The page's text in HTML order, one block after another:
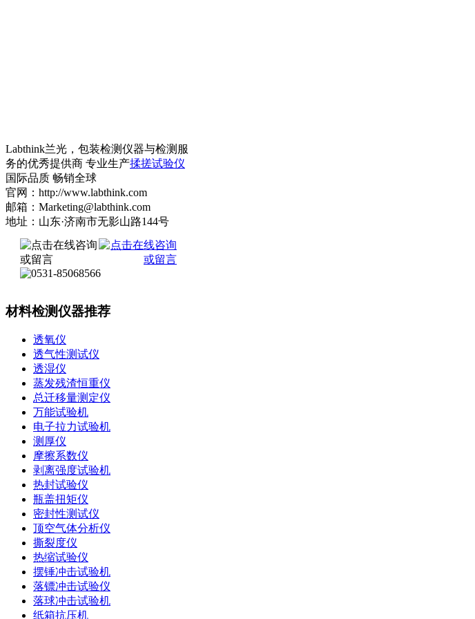
Labthink兰光，包装检测仪器与检测服
务的优秀提供商 专业生产揉搓试验仪
国际品质 畅销全球
官网：http://www.labthink.com
邮箱：Marketing@labthink.com
地址：山东·济南市无影山路144号
材料检测仪器推荐
透氧仪
透气性测试仪
透湿仪
蒸发残渣恒重仪
总迁移量测定仪
万能试验机
电子拉力试验机
测厚仪
摩擦系数仪
剥离强度试验机
热封试验仪
瓶盖扭矩仪
密封性测试仪
顶空气体分析仪
撕裂度仪
热缩试验仪
摆锤冲击试验机
落镖冲击试验仪
落球冲击试验机
纸箱抗压机